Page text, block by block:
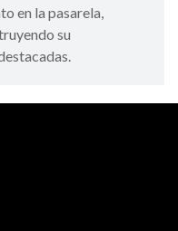
en la pasarela,
su